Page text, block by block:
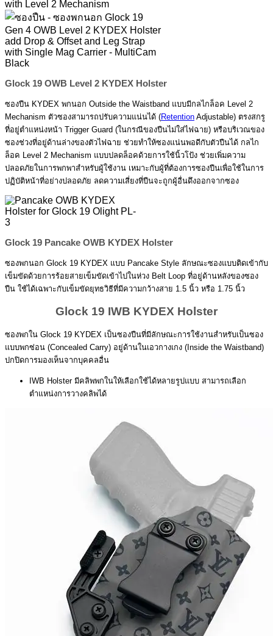
Glock 19 OWB Level 2 KYDEX Holster
ซองปืน KYDEX พกนอก Outside the Waistband แบบมีกลไกล็อค Level 2
Mechanism ตัวซองสามารถปรับความแน่นได้ (Retention Adjustable) ตรงสกรู
ที่อยู่ตำแหน่งหน้า Trigger Guard (ในกรณีของปืนไม่ใส่ไฟฉาย) หรือบริเวณของ
ซองช่วงที่อยู่ด้านล่างของตัวไฟฉาย ช่วยทำให้ซองแน่นพอดีกับตัวปืนได้ กลไก
ล็อค Level 2 Mechanism แบบปลดล็อคด้วยการใช้นิ้วโป้ง ช่วยเพิ่มความ
ปลอดภัยในการพกพาสำหรับผู้ใช้งาน เหมาะกับผู้ที่ต้องการซองปืนเพื่อใช้ในการ
ปฏิบัติหน้าที่อย่างปลอดภัย ลดความเสี่ยงที่ปืนจะถูกผู้อื่นดึงออกจากซอง
Glock 19 Pancake OWB KYDEX Holster
ซองพกนอก Glock 19 KYDEX แบบ Pancake Style ลักษณะซองแบบติดเข้ากับ
เข็มขัดด้วยการร้อยสายเข็มขัดเข้าไปในห่วง Belt Loop ที่อยู่ด้านหลังของซอง
ปืน ใช้ได้เฉพาะกับเข็มขัดยุทธวิธีที่มีความกว้างสาย 1.5 นิ้ว หรือ 1.75 นิ้ว
Glock 19 IWB KYDEX Holster
ซองพกใน Glock 19 KYDEX เป็นซองปืนที่มีลักษณะการใช้งานสำหรับเป็นซอง
แบบพกซ่อน (Concealed Carry) อยู่ด้านในเอวกางเกง (Inside the Waistband)
ปกปิดการมองเห็นจากบุคคลอื่น
IWB Holster มีคลิพพกในให้เลือกใช้ได้หลายรูปแบบ สามารถเลือก
ตำแหน่งการวางคลิพได้